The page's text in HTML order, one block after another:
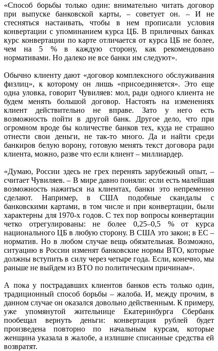
«Способ борьбы только один: внимательно читать договор
при выпуске банковской карты, – советует он. – И не
стесняться настаивать, чтобы в нем прописали условия
конвертации с упоминанием курса ЦБ. В приличных банках
курс конвертации по карте отличается от курса ЦБ не более,
чем на 5 % в каждую сторону, как рекомендовано
нормативами. Но далеко не все банки им следуют».
Обычно клиенту дают «договор комплексного обслуживания
физлиц», к которому он лишь «присоединяется». Это еще
одна уловка, говорит Чувиляев: мол, ради одного клиента не
будем менять большой договор. Настоять на изменениях
клиент действительно не вправе. Зато у него есть
возможность пойти в другой банк. Другое дело, что при
огромном вроде бы количестве банков тех, куда не страшно
отнести свои деньги, не так-то много. Да и найти среди
банкиров белую ворону, готовую менять текст договора ради
клиента, можно, разве что если клиент – миллиардер.
«Думаю, России здесь не грех перенять зарубежный опыт, –
считает Чувиляев. – В мире давно поняли: если есть малейшая
возможность нажиться на клиентах, банки это непременно
сделают. Например, в США подобные скандалы с
банковскими картами, в том числе и при конвертации, были
характерны для 1970-х годов. С тех пор вопросы конвертации
четко отрегулированы: не более 0,25–0,5 % от курса
национального ЦБ в любую сторону. В США это закон; в ЕС –
норматив. Но в любом случае вещь обязательная. Возможно,
ситуацию в России изменят банковские нормы ВТО, которые
должны вступить в силу через четыре года. Если, конечно, мы
раньше не выйдем из ВТО по политическим причинам».
А пока у пострадавших клиентов банков есть только один,
традиционный способ борьбы – жалоба. И, между прочим, в
данном случае он оказался довольно действенным. К примеру,
уже упомянутой жительнице Екатеринбурга Сбербанк
пообещал вернуть деньги: конвертация рублей будет
произведена повторно по начальным курсам, которые
женщина указала в жалобе, а излишне списанные средства ей
возвратят.